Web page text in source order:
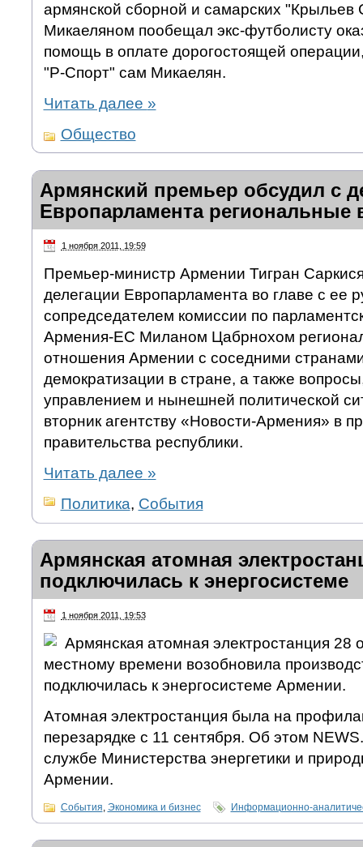
армянской сборной и самарских "Крыльев
Микаеляном пообещал экс-футболисту
помощь в оплате дорогостоящей
"Р-Спорт" сам Микаелян.
Читать далее »
Общество
Армянский премьер обсудил с
Европарламента региональные
1 ноября 2011, 19:59
Премьер-министр Армении Тигран
делегации Европарламента во главе с ее
сопредседателем комиссии по
Армения-ЕС Миланом Цабрнохом
отношения Армении с соседними
демократизации в стране, а также
управлением и нынешней политической
вторник агентству «Новости-Армения» в
правительства республики.
Читать далее »
Политика, События
Армянская атомная
подключилась к энергосистеме
1 ноября 2011, 19:53
Армянская атомная электростанция 28
местному времени возобновила
подключилась к энергосистеме Армении.
Атомная электростанция была на
перезарядке с 11 сентября. Об этом
службе Министерства энергетики и
Армении.
События, Экономика и бизнес Информационно-